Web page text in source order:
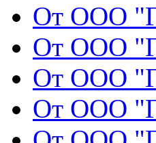
От ООО
От ООО
От ООО
От ООО